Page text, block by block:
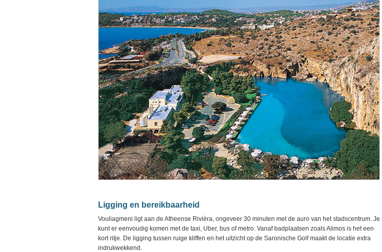
Ligging en bereikbaarheid
Vouliagmeni ligt aan de Atheense Rivièra, ongeveer 30 minuten met de auro van het stadscentrum. Je
kunt er eenvoudig komen met de taxi, Uber, bus of metro. Vanaf badplaatsen zoals Alimos is het een
kort ritje. De ligging tussen ruige kliffen en het uitzicht op de Saronische Golf maakt de locatie extra
indrukwekkend.